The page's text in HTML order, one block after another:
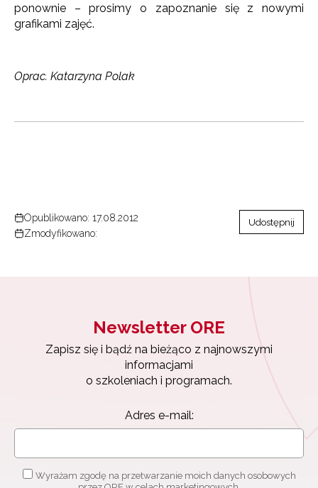
ponownie – prosimy o zapoznanie się z nowymi
grafikami zajęć.
Oprac. Katarzyna Polak
Opublikowano: 17.08.2012
Zmodyfikowano:
Udostępnij
Newsletter ORE
Zapisz się i bądź na bieżąco z najnowszymi
informacjami
o szkoleniach i programach.
Adres e-mail:
Wyrażam zgodę na przetwarzanie moich danych osobowych
Newsletter ORE
Zapisz się i bądź na bieżąco z najnowszymi
o szkoleniach i programach.
Adres e-mail: